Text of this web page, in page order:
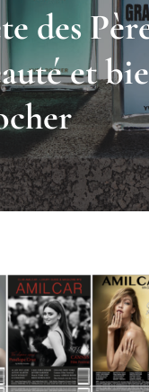
des
et